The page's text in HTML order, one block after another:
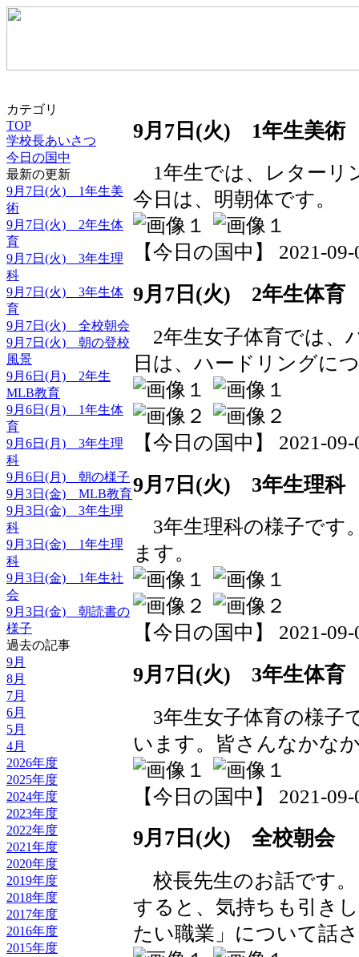
カテゴリ
TOP
学校長あいさつ
今日の国中
最新の更新
9月7日(火) 1年生美
術
9月7日(火) 2年生体
育
9月7日(火) 3年生理
科
9月7日(火) 3年生体
育
9月7日(火) 全校朝会
9月7日(火) 朝の登校
風景
9月6日(月) 2年生
MLB教育
9月6日(月) 1年生体
育
9月6日(月) 3年生理
科
9月6日(月) 朝の様子
9月3日(金) MLB教育
9月3日(金) 3年生理
科
9月3日(金) 1年生理
科
9月3日(金) 1年生社
会
9月3日(金) 朝読書の
様子
過去の記事
9月
8月
7月
6月
5月
4月
2026年度
2025年度
2024年度
2023年度
2022年度
2021年度
2020年度
2019年度
2018年度
2017年度
2016年度
2015年度
9月7日(火) 1年生美術
1年生では、レターリ
今日は、明朝体です。
【今日の国中】 2021-
9月7日(火) 2年生体育
2年生女子体育では、
日は、ハードリングに
【今日の国中】 2021-
9月7日(火) 3年生理科
3年生理科の様子です
ます。
【今日の国中】 2021-
9月7日(火) 3年生体育
3年生女子体育の様子
います。皆さんなかな
【今日の国中】 2021-
9月7日(火) 全校朝会
校長先生のお話です
すると、気持ちも引き
たい職業」について話